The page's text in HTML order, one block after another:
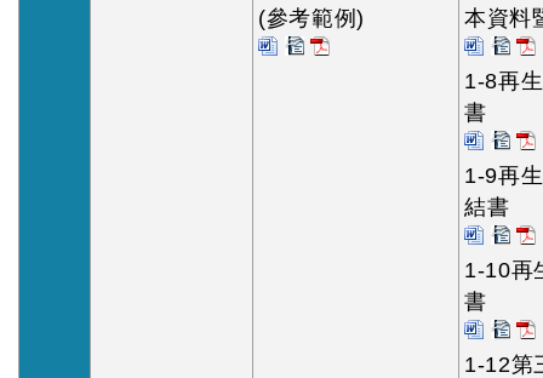
(參考範例)
本資料
1-8再
書
1-9再
結書
1-10再
書
1-12第